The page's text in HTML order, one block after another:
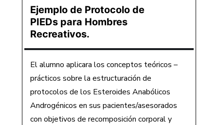
Ejemplo de Protocolo de
PIEDs para Hombres
Recreativos.
De
Para
El alumno aplicara los conceptos teóricos –
prácticos sobre la estructuración de
protocolos de los Esteroides Anabólicos
Androgénicos en sus pacientes/asesorados
con objetivos de recomposición corporal y